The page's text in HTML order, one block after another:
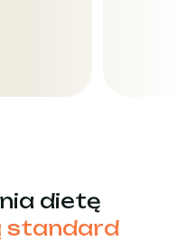
dietę
standard